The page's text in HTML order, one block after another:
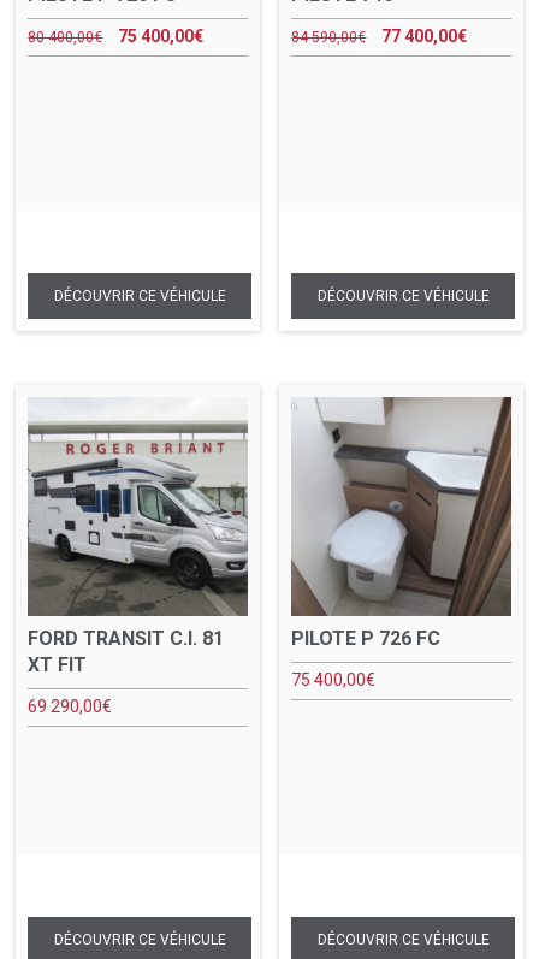
80 400,00€ 75 400,00€ 84 590,00€ 77 400,00€
FORD TRANSIT C.I. 81
XT FIT
69 290,00€
PILOTE P 726 FC
75 400,00€